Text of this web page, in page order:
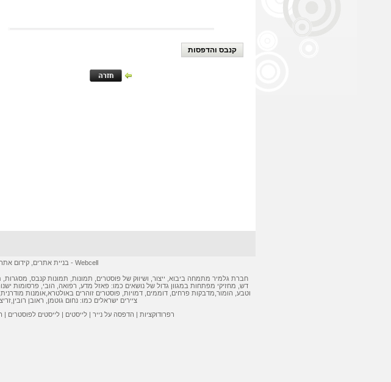
קנבס והדפסות
Webcell
- בניית אתרים ,קידום
חברת גלמיר מתמחה ביבוא, ייצור, ושיווק של פוסטרים תמונות , תמונות קנבס, מסגרות,
דש מחזיקי מפתחות במגוון גדול של נושאים כמו: פאזל מדע, רפואה, הובי, פרסומות
וטבע, הומור, מדבקות פרחים, דוממים, דמויות, פוסטרים זוהרים באולטרא, אומנות מודרנית
ציירים ישראלים כמו: נחום גוטמן ראובן רובין
רפרודוקציות | הדפסה על נייר |לייסטים |לייסטים לפוסטרים |